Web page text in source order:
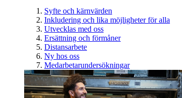
Syfte och kärnvärden
Inkludering och lika möjligheter för alla
Utvecklas med oss
Ersättning och förmåner
Distansarbete
Ny hos oss
Medarbetarundersökningar